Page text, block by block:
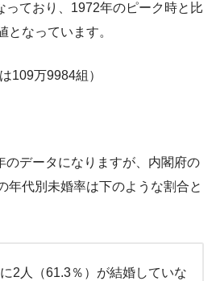
っており、1972年のピーク時と比
となっています。
109万9984組）
のデータになりますが、内閣府の
年代別未婚率は下のような割合と
2人（61.3％）が結婚していな